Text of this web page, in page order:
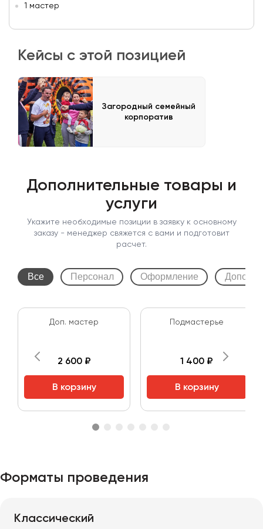
1 мастер
Кейсы с этой позицией
Загородный семейный
корпоратив
Дополнительные товары и
услуги
Укажите необходимые позиции в заявку к основному
заказу - менеджер свяжется с вами и подготовит
расчет.
Все Персонал Оформление
Доп. мастер
2 600 ₽
В корзину
Подмастерье
1 400 ₽
В корзину
Форматы проведения
Классический